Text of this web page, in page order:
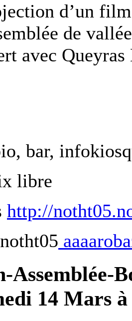
d’un film
de vallée
avec
bar,
libre
http://
Assemblée-
14 Mars